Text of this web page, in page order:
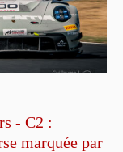
- C2 :
marquée par